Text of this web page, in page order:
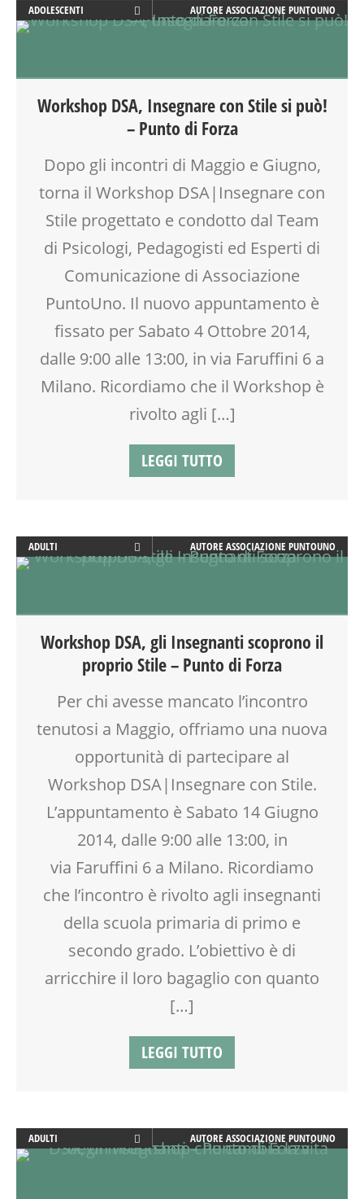
ADOLESCENTI
ADULTI
EDUCATORE
LABORATORIO
MOOD BOX
PEDAGOGIA
RAGAZZI
RIEQUILIBRIO ENERGETICO
SCUOLA
SPORTELLO D'ASCOLTO
TEENAGER
VIA FARUFFINI
AUTORE ASSOCIAZIONE PUNTOUNO
Workshop DSA, Insegnare con Stile si può!
– Punto di Forza
Dopo gli incontri di Maggio e Giugno,
torna il Workshop DSA|Insegnare con
Stile progettato e condotto dal Team
di Psicologi, Pedagogisti ed Esperti di
Comunicazione di Associazione
PuntoUno. Il nuovo appuntamento è
fissato per Sabato 4 Ottobre 2014,
dalle 9:00 alle 13:00, in via Faruffini 6 a
Milano. Ricordiamo che il Workshop è
rivolto agli […]
LEGGI TUTTO
ADULTI
CLASSE
DSA
LABORATORIO
MOOD BOX
RIEQUILIBRIO ENERGETICO
SCUOLA
WEEKEND
AUTORE ASSOCIAZIONE PUNTOUNO
Workshop DSA, gli Insegnanti scoprono il
proprio Stile – Punto di Forza
Per chi avesse mancato l’incontro
tenutosi a Maggio, offriamo una nuova
opportunità di partecipare al
Workshop DSA|Insegnare con Stile.
L’appuntamento è Sabato 14 Giugno
2014, dalle 9:00 alle 13:00, in
via Faruffini 6 a Milano. Ricordiamo
che l’incontro è rivolto agli insegnanti
della scuola primaria di primo e
secondo grado. L’obiettivo è di
arricchire il loro bagaglio con quanto
[…]
LEGGI TUTTO
ADULTI
CLASSE
AUTORE ASSOCIAZIONE PUNTOUNO